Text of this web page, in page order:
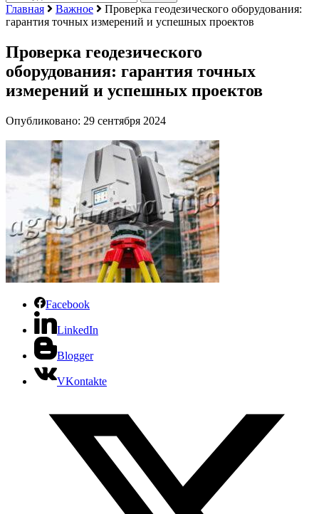
Главная Важное
Проверка геодезического оборудования:
гарантия точных измерений и успешных проектов
Проверка геодезического
оборудования: гарантия точных
измерений и успешных проектов
Опубликовано: 29 сентября 2024
Facebook
LinkedIn
Blogger
VKontakte